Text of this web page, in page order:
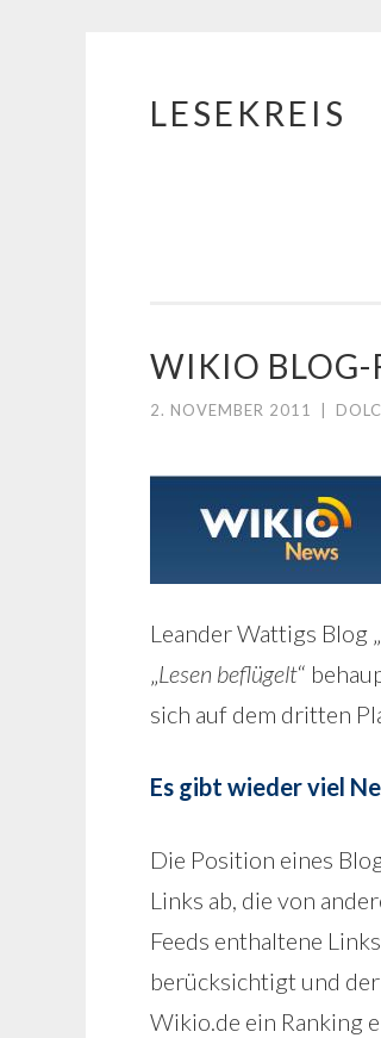
Springe
LESEKREIS
WIKIO BLOG-
2. NOVEMBER 2011
Leander Wattigs Blog „
„Lesen beflügelt“
sich auf dem dritten
Es gibt wieder viel
Die Position eines
Links ab, die von
Feeds enthaltene
berücksichtigt und
Wikio.de ein Ranking